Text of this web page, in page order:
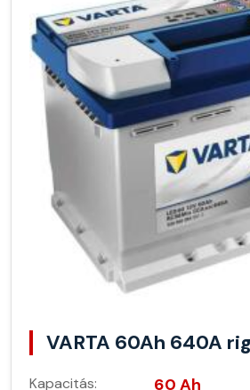
VARTA 60Ah 640A
Kapacitás: 60 Ah